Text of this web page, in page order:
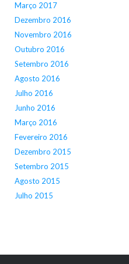
Março 2017
Dezembro 2016
Novembro 2016
Outubro 2016
Setembro 2016
Agosto 2016
Julho 2016
Junho 2016
Março 2016
Fevereiro 2016
Dezembro 2015
Setembro 2015
Agosto 2015
Julho 2015